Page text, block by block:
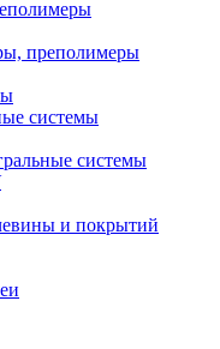
преполимеры
системы
системы
и покрытий